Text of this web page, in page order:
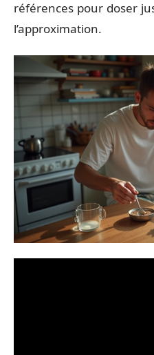
références pour doser
l’approximation.